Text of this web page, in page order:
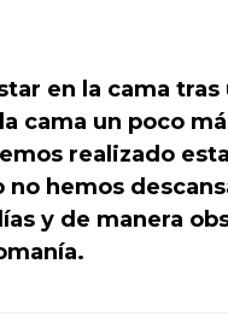
en la cama
cama un poco
realizado
hemos
y de manera